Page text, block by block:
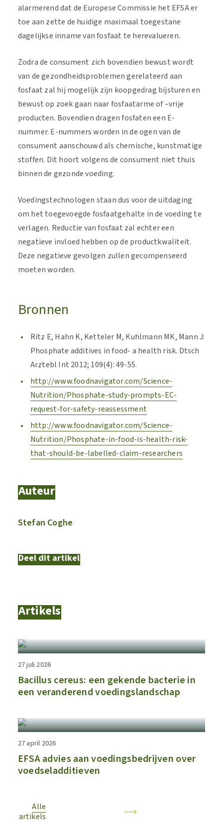
alarmerend dat de Europese Commissie het EFSA er
toe aan zette de huidige maximaal toegestane
dagelijkse inname van fosfaat te herevalueren.
Zodra de consument zich bovendien bewust wordt
van de gezondheidsproblemen gerelateerd aan
fosfaat zal hij mogelijk zijn koopgedrag bijsturen en
bewust op zoek gaan naar fosfaatarme of –vrije
producten. Bovendien dragen fosfaten een E-
nummer. E-nummers worden in de ogen van de
consument aanschouwd als chemische, kunstmatige
stoffen. Dit hoort volgens de consument niet thuis
binnen de gezonde voeding.
Voedingstechnologen staan dus voor de uitdaging
om het toegevoegde fosfaatgehalte in de voeding te
verlagen. Reductie van fosfaat zal echter een
negatieve invloed hebben op de productkwaliteit.
Deze negatieve gevolgen zullen gecompenseerd
moeten worden.
Bronnen
Ritz E, Hahn K, Ketteler M, Kuhlmann MK, Mann J:
Phosphate additives in food- a health risk. Dtsch
Arztebl Int 2012; 109(4): 49-55.
http://www.foodnavigator.com/Science-
Nutrition/Phosphate-study-prompts-EC-
request-for-safety-reassessment
http://www.foodnavigator.com/Science-
Nutrition/Phosphate-in-food-is-health-risk-
that-should-be-labelled-claim-researchers
Auteur
Stefan Coghe
Deel dit artikel
Artikels
27 juli 2026
Bacillus cereus: een gekende bacterie in
een veranderend voedingslandschap
27 april 2026
EFSA advies aan voedingsbedrijven over
voedseladditieven
Alle
artikels